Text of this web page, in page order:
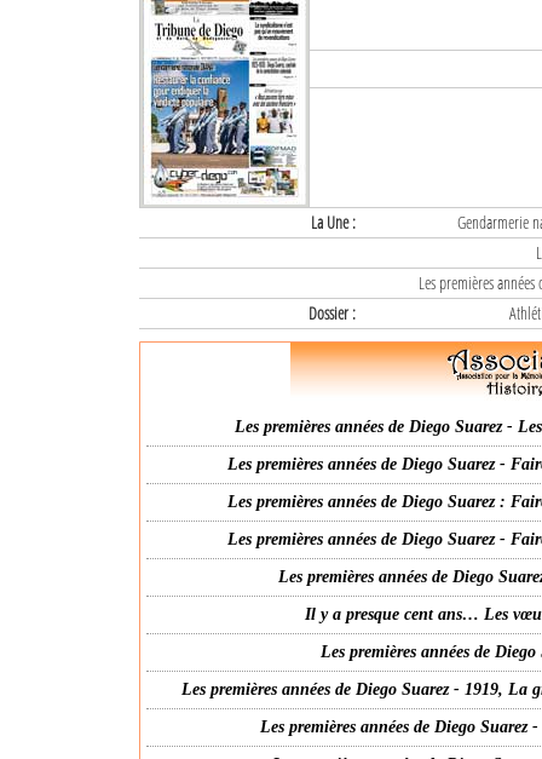
La Une :
Gendarmerie
Les premières
Dossier :
Les premières années de Diego Suarez -
Les premières années de Diego Suarez -
Les premières années de Diego Suarez :
Les premières années de Diego Suarez -
Les premières années de Diego
Il y a presque cent ans… Les
Les premières années de
Les premières années de Diego Suarez - 1919,
Les premières années de Diego